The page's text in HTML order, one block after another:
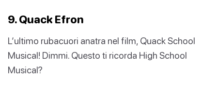
9. Quack Efron
L’ultimo rubacuori anatra nel film, Quack School
Musical! Dimmi. Questo ti ricorda High School
Musical?